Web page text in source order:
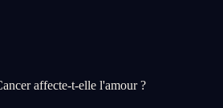
affecte-t-elle l'amour ?